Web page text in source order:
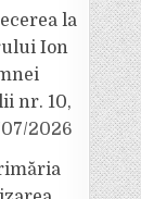
la
Ion
nr. 10,
2026